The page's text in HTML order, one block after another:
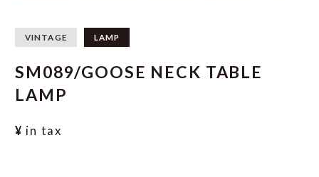
VINTAGE LAMP
SM089/GOOSE NECK TABLE
LAMP
¥ in tax